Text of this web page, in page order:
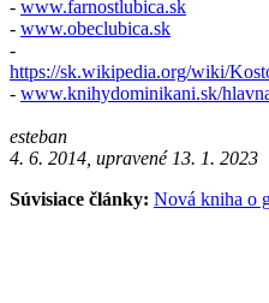
- www.farnostlubica.sk
- www.obeclubica.sk
-
https://sk.wikipedia.org/wiki/
- www.knihydominikani.sk/
esteban
4. 6. 2014, upravené 13. 1. 2023
Súvisiace články: Nová kniha o